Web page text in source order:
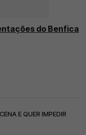
do Benfica
E QUER IMPEDIR